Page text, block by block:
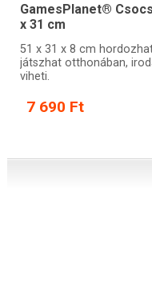
GamesPlanet®
x 31 cm
51 x 31 x 8 cm
játszhat otthonában,
viheti.
7 690 Ft